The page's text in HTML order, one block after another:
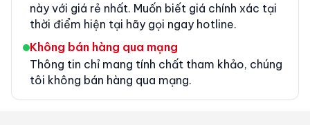
này với giá rẻ nhất. Muốn biết giá chính xác tại
thời điểm hiện tại hãy gọi ngay hotline.
Không bán hàng qua mạng
Thông tin chỉ mang tính chất tham khảo, chúng
tôi không bán hàng qua mạng.